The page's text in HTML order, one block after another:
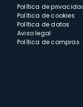
Política de
Política de cookies
Política de datos
Aviso legal
Política de compras